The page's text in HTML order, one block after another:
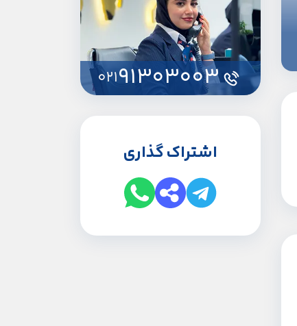
91303003
021
اشتراک گذاری